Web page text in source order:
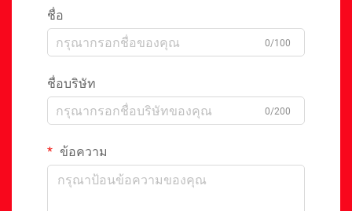
ชื่อ
0/100
ชื่อบริษัท
0/200
ข้อความ